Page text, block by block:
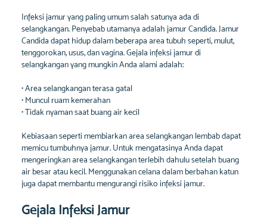
Infeksi jamur yang paling umum salah satunya ada di
selangkangan. Penyebab utamanya adalah jamur Candida. Jamur
Candida dapat hidup dalam beberapa area tubuh seperti, mulut,
tenggorokan, usus, dan vagina. Gejala infeksi jamur di
selangkangan yang mungkin Anda alami adalah:
• Area selangkangan terasa gatal
• Muncul ruam kemerahan
• Tidak nyaman saat buang air kecil
Kebiasaan seperti membiarkan area selangkangan lembab dapat
memicu tumbuhnya jamur. Untuk mengatasinya Anda dapat
mengeringkan area selangkangan terlebih dahulu setelah buang
air besar atau kecil. Menggunakan celana dalam berbahan katun
juga dapat membantu mengurangi risiko infeksi jamur.
Gejala Infeksi Jamur